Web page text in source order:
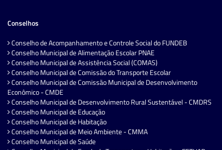
Conselhos
Conselho de Acompanhamento e Controle Social do FUNDEB
Conselho Municipal de Alimentação Escolar PNAE
Conselho Municipal de Assistência Social (COMAS)
Conselho Municipal de Comissão do Transporte Escolar
Conselho Municipal de Comissão Municipal de Desenvolvimento
Econômico - CMDE
Conselho Municipal de Desenvolvimento Rural Sustentável - CMDRS
Conselho Municipal de Educação
Conselho Municipal de Habitação
Conselho Municipal de Meio Ambiente - CMMA
Conselho Municipal de Saúde